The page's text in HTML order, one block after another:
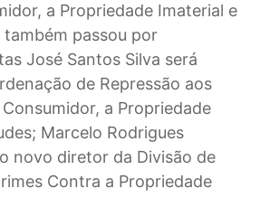
a Propriedade Imaterial e
passou por
José Santos Silva será
de Repressão aos
a Propriedade
Marcelo Rodrigues
novo diretor da Divisão de
Contra a Propriedade